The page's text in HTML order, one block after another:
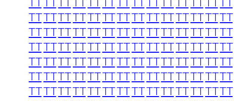
TTTTTTTTTTTTTTTTTTTTTTTTTTTT
TTTTTTTTTTTTTTTTTTTTTTTTTTTT
TTTTTTTTTTTTTTTTTTTTTTTTTTTT
TTTTTTTTTTTTTTTTTTTTTTTTTTTT
TTTTTTTTTTTTTTTTTTTTTTTTTTTT
TTTTTTTTTTTTTTTTTTTTTTTTTTTT